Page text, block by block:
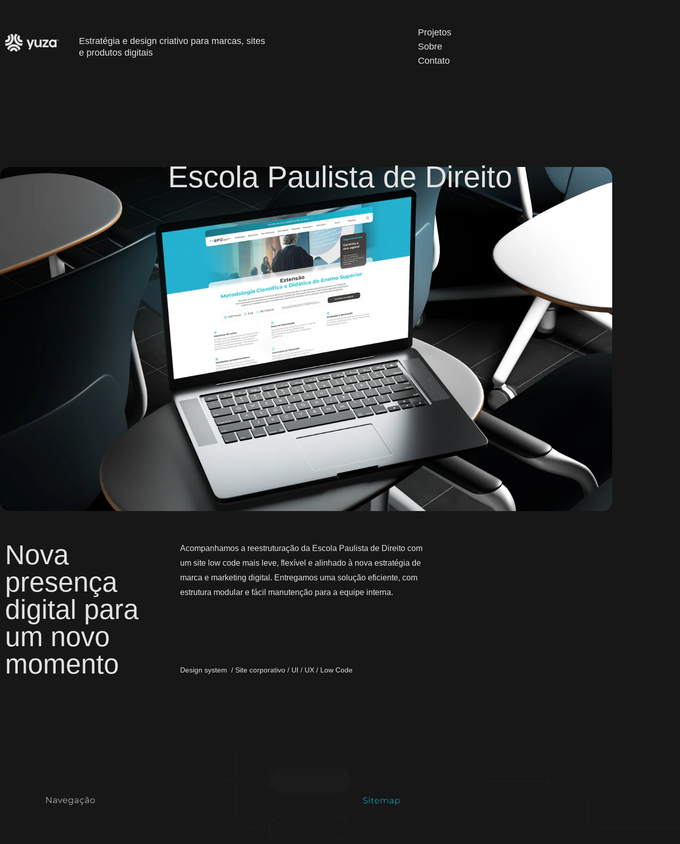
Estratégia e design criativo para marcas, sites
e produtos digitais
Projetos
Sobre
Contato
Escola Paulista de Direito
Nova
presença
digital para
um novo
momento​
Acompanhamos a reestruturação da Escola Paulista de Direito com
um site low code mais leve, flexível e alinhado à nova estratégia de
marca e marketing digital. Entregamos uma solução eficiente, com
estrutura modular e fácil manutenção para a equipe interna.​
Design system / Site corporativo / UI / UX / Low Code